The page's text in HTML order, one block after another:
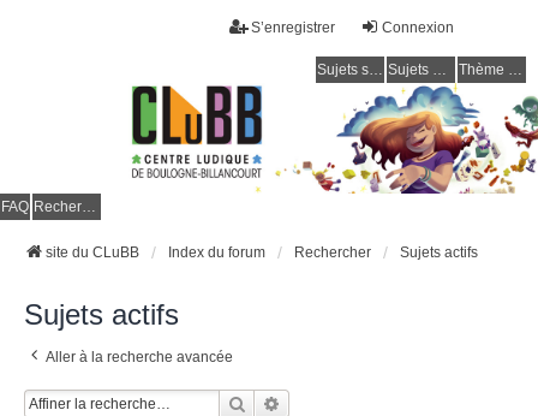
Connexion
S’enregistrer
Sujets sans réponse Sujets actifs Thème clair / foncé
FAQ Rechercher
site du CLuBB Index du forum Rechercher Sujets actifs
Sujets actifs
Aller à la recherche avancée
Rechercher